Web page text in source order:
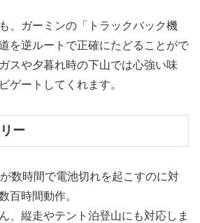
、ガーミンの「トラックバック機
を逆ルートで正確にたどることがで
スや夕暮れ時の下山では心強い味
ゲートしてくれます。
ー
数時間で電池切れを起こすのに対
百時間動作。
、縦走やテント泊登山にも対応しま